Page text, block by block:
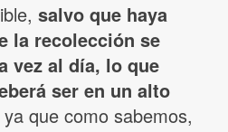
salvo que haya
la recolección se
vez al día, lo que
ser en un alto
que como sabemos,